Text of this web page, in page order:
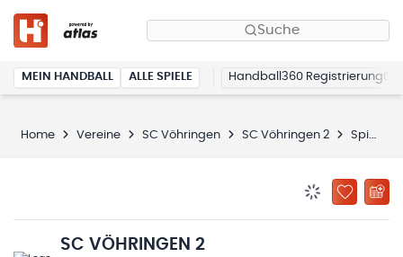
Suche
MEIN HANDBALL ALLE SPIELE Handball360 Registrierung
Home Vereine SC Vöhringen SC Vöhringen 2 Spielplan
ZU
SC VÖHRINGEN 2